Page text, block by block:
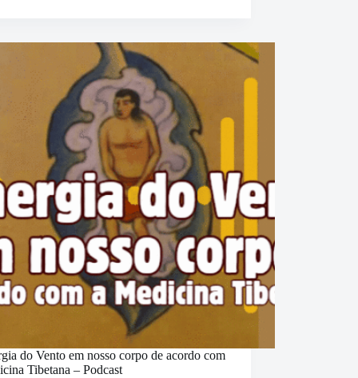
do Vento em nosso corpo de acordo com
Tibetana – Podcast